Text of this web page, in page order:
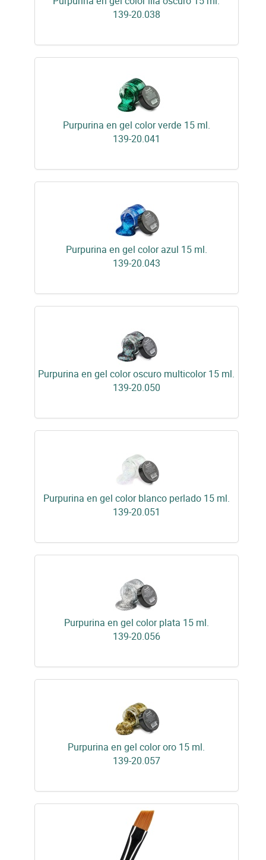
139-20.038
Purpurina en gel color verde 15 ml.
139-20.041
Purpurina en gel color azul 15 ml.
139-20.043
Purpurina en gel color oscuro multicolor 15 ml.
139-20.050
Purpurina en gel color blanco perlado 15 ml.
139-20.051
Purpurina en gel color plata 15 ml.
139-20.056
Purpurina en gel color oro 15 ml.
139-20.057